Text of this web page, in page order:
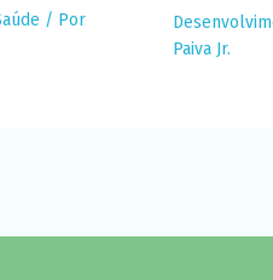
/ Por
Paiva Jr.